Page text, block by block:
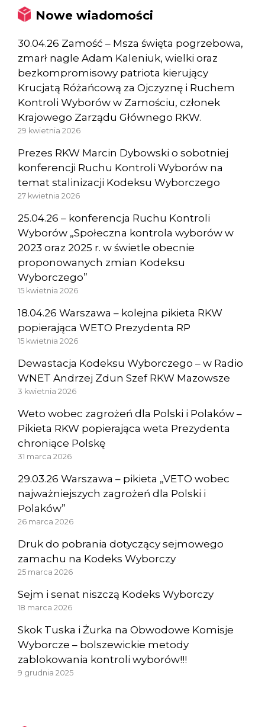
Nowe wiadomości
30.04.26 Zamość – Msza święta pogrzebowa,
zmarł nagle Adam Kaleniuk, wielki oraz
bezkompromisowy patriota kierujący
Krucjatą Różańcową za Ojczyznę i Ruchem
Kontroli Wyborów w Zamościu, członek
Krajowego Zarządu Głównego RKW.
29 kwietnia 2026
Prezes RKW Marcin Dybowski o sobotniej
konferencji Ruchu Kontroli Wyborów na
temat stalinizacji Kodeksu Wyborczego
27 kwietnia 2026
25.04.26 – konferencja Ruchu Kontroli
Wyborów „Społeczna kontrola wyborów w
2023 oraz 2025 r. w świetle obecnie
proponowanych zmian Kodeksu
Wyborczego”
15 kwietnia 2026
18.04.26 Warszawa – kolejna pikieta RKW
popierająca WETO Prezydenta RP
15 kwietnia 2026
Dewastacja Kodeksu Wyborczego – w Radio
WNET Andrzej Zdun Szef RKW Mazowsze
3 kwietnia 2026
Weto wobec zagrożeń dla Polski i Polaków –
Pikieta RKW popierająca weta Prezydenta
chroniące Polskę
31 marca 2026
29.03.26 Warszawa – pikieta „VETO wobec
najważniejszych zagrożeń dla Polski i
Polaków”
26 marca 2026
Druk do pobrania dotyczący sejmowego
zamachu na Kodeks Wyborczy
25 marca 2026
Sejm i senat niszczą Kodeks Wyborczy
18 marca 2026
Skok Tuska i Żurka na Obwodowe Komisje
Wyborcze – bolszewickie metody
zablokowania kontroli wyborów!!!
9 grudnia 2025